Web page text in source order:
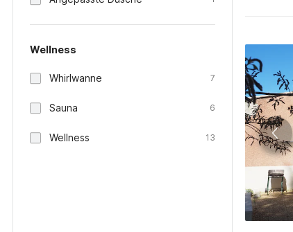
Wellness
Whirlwanne 7
Sauna 6
Wellness 13